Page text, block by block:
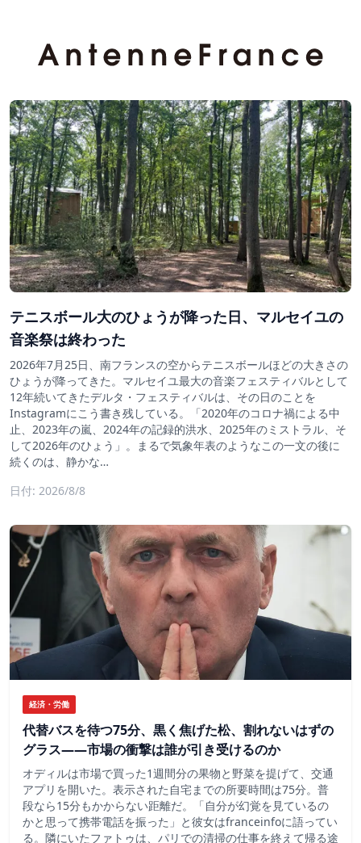
テニスボール大のひょうが降った日、マルセイユの
音楽祭は終わった
2026年7月25日、南フランスの空からテニスボールほどの大きさの
ひょうが降ってきた。マルセイユ最大の音楽フェスティバルとして
12年続いてきたデルタ・フェスティバルは、その日のことを
Instagramにこう書き残している。「2020年のコロナ禍による中
止、2023年の嵐、2024年の記録的洪水、2025年のミストラル、そ
して2026年のひょう」。まるで気象年表のようなこの一文の後に
続くのは、静かな…
日付: 2026/8/8
経済・労働
代替バスを待つ75分、黒く焦げた松、割れないはずの
グラス——市場の衝撃は誰が引き受けるのか
オディルは市場で買った1週間分の果物と野菜を提げて、交通
アプリを開いた。表示された自宅までの所要時間は75分。普
段なら15分もかからない距離だ。「自分が幻覚を見ているの
かと思って携帯電話を振った」と彼女はfranceinfoに語ってい
る。隣にいたファトゥは、パリでの清掃の仕事を終えて帰る途